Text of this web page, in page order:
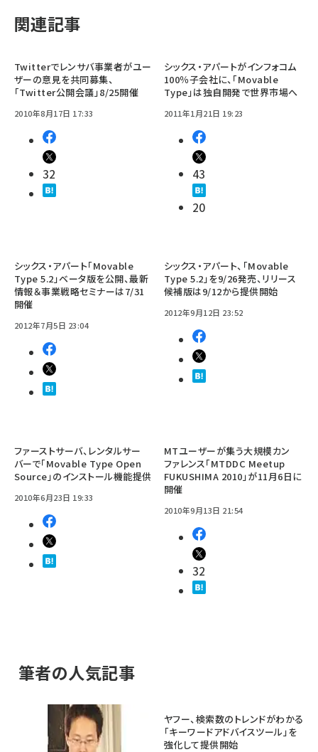
関連記事
Twitterでレンサバ事業者がユー
ザーの意見を共同募集、
「Twitter公開会議」8/25開催
2010年8月17日 17:33
32
シックス・アパートがインフォコム
100％子会社に、「Movable
Type」は独自開発で世界市場へ
2011年1月21日 19:23
43
20
シックス・アパート「Movable
Type 5.2」ベータ版を公開、最新
情報＆事業戦略セミナーは7/31
開催
2012年7月5日 23:04
シックス・アパート、「Movable
Type 5.2」を9/26発売、リリース
候補版は9/12から提供開始
2012年9月12日 23:52
ファーストサーバ、レンタルサー
バーで「Movable Type Open
Source」のインストール機能提供
2010年6月23日 19:33
MTユーザーが集う大規模カン
ファレンス「MTDDC Meetup
FUKUSHIMA 2010」が11月6日に
開催
2010年9月13日 21:54
32
筆者の人気記事
ヤフー、検索数のトレンドがわかる
「キーワードアドバイスツール」を
強化して提供開始